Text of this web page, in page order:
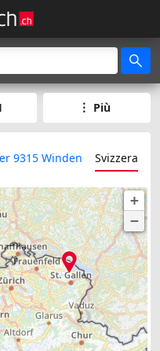
Più
9315 Winden Svizzera
+
−